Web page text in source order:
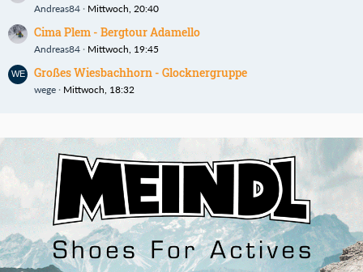
Andreas84 Mittwoch, 20:40
Cima Plem - Bergtour Adamello
Andreas84 Mittwoch, 19:45
Großes Wiesbachhorn - Glocknergruppe
wege Mittwoch, 18:32